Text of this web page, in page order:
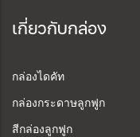
เกี่ยวกับกล่อง
กล่องไดคัท
กล่องกระดาษลูกฟูก
สีกล่องลูกฟูก